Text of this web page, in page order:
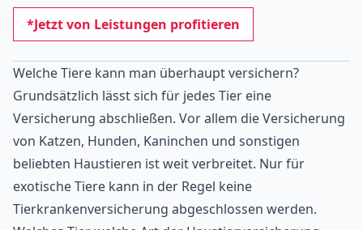
*Jetzt von Leistungen profitieren
Welche Tiere kann man überhaupt versichern?
Grundsätzlich lässt sich für jedes Tier eine
Versicherung abschließen. Vor allem die Versicherung
von Katzen, Hunden, Kaninchen und sonstigen
beliebten Haustieren ist weit verbreitet. Nur für
exotische Tiere kann in der Regel keine
Tierkrankenversicherung abgeschlossen werden.